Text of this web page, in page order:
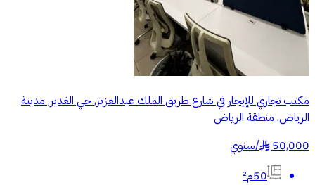
مكتب تجاري للإيجار في شارع طريق الملك عبدالعزيز, حي الغدير, مدينة
الرياض, منطقة الرياض
50,000
§
/سنوي
50م²